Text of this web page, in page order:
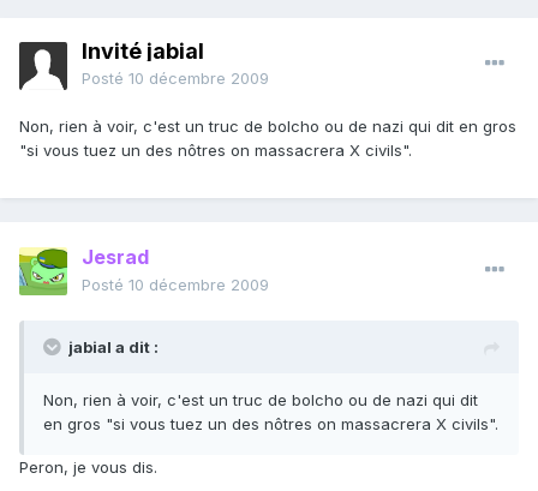
Invité jabial
Posté 10 décembre 2009
Non, rien à voir, c'est un truc de bolcho ou de nazi qui dit en gros
"si vous tuez un des nôtres on massacrera X civils".
Jesrad
Posté 10 décembre 2009
jabial a dit :
Non, rien à voir, c'est un truc de bolcho ou de nazi qui dit
en gros "si vous tuez un des nôtres on massacrera X civils".
Peron, je vous dis.